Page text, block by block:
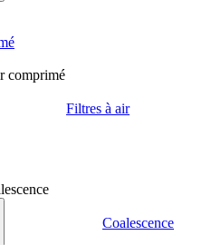
comprimé
Filtres à air
Coalescence